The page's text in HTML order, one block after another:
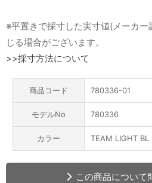
※平置きで採寸した実寸値(メーカ
じる場合がございます。
>>採寸方法について
商品コード 780336-01
モデルNo 780336
カラー TEAM LIGHT BL
この商品について